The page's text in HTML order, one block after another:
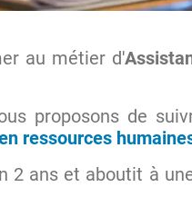
au métier d'
proposons de
ressources
2 ans et aboutit à